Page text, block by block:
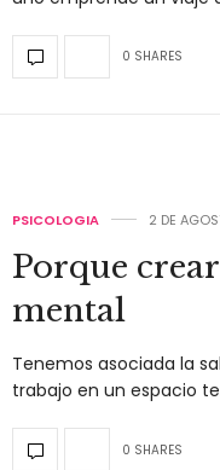
0 SHARES
PSICOLOGIA 2 DE
Porque
mental
Tenemos asociada la
trabajo en un espacio
0 SHARES